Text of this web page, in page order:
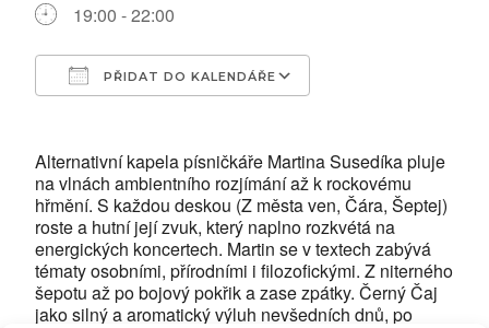
19:00 - 22:00
PŘIDAT DO KALENDÁŘE
Alternativní kapela písničkáře Martina Susedíka pluje
na vlnách ambientního rozjímání až k rockovému
hřmění. S každou deskou (Z města ven, Čára, Šeptej)
roste a hutní její zvuk, který naplno rozkvétá na
energických koncertech. Martin se v textech zabývá
tématy osobními, přírodními i filozofickými. Z niterného
šepotu až po bojový pokřik a zase zpátky. Černý Čaj
jako silný a aromatický výluh nevšedních dnů, po